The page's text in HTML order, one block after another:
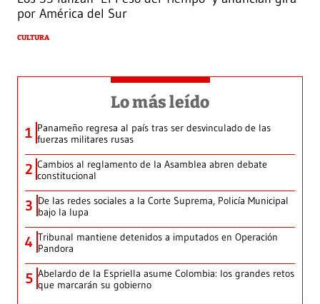
por América del Sur
CULTURA
Lo más leído
1 Panameño regresa al país tras ser desvinculado de las
fuerzas militares rusas
2 Cambios al reglamento de la Asamblea abren debate
constitucional
3 De las redes sociales a la Corte Suprema, Policía Municipal
bajo la lupa
4 Tribunal mantiene detenidos a imputados en Operación
Pandora
5 Abelardo de la Espriella asume Colombia: los grandes retos
que marcarán su gobierno